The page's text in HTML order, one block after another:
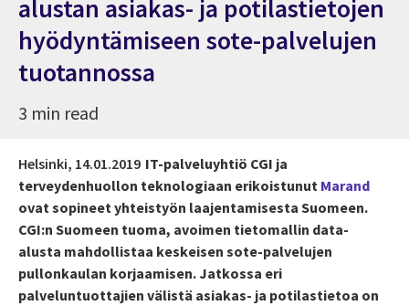
alustan asiakas- ja potilastietojen
hyödyntämiseen sote-palvelujen
tuotannossa
3 min read
Helsinki, 14.01.2019 IT-palveluyhtiö CGI ja
terveydenhuollon teknologiaan erikoistunut Marand
ovat sopineet yhteistyön laajentamisesta Suomeen.
CGI:n Suomeen tuoma, avoimen tietomallin data-
alusta mahdollistaa keskeisen sote-palvelujen
pullonkaulan korjaamisen. Jatkossa eri
palveluntuottajien välistä asiakas- ja potilastietoa on